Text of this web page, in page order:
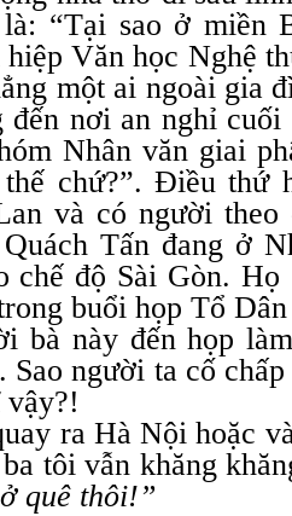
“Tại sao ở miền
Văn học Nghệ
một ai ngoài gia
đến nơi an nghỉ
Nhân văn giai
chứ?”. Điều thứ
và có người
Tấn đang ở
chế độ Sài Gòn. Họ
buổi họp Tổ
bà này đến họp
Sao người ta cố
!
ra Hà Nội hoặc
tôi vẫn khăng
quê thôi!”